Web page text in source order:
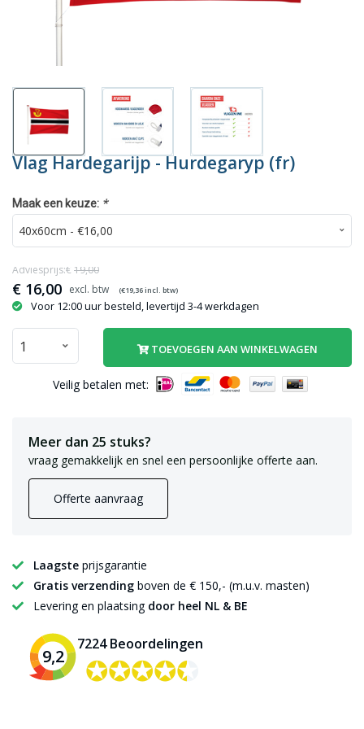
Vlag Hardegarijp - Hurdegaryp (fr)
Maak een keuze: *
€ 16,00 (€19,36incl. btw)
Adviesprijs:€ 19,00
Voor 12:00 uur besteld, levertijd 3-4 werkdagen
TOEVOEGEN AAN WINKELWAGEN
Veilig betalen met:
Meer dan 25 stuks?
vraag gemakkelijk en snel een persoonlijke offerte aan.
Offerte aanvraag
Laagste prijsgarantie
Gratis verzending boven de € 150,- (m.u.v. masten)
Levering en plaatsing door heel NL & BE
9,2
7224 Beoordelingen
✪✪✪✪✪
✪✪✪✪✪